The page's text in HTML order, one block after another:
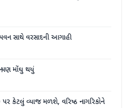
સાથે વરસાદની આગાહી
પણ મોંઘુ થયું
પર કેટલું વ્યાજ મળશે, વરિષ્ઠ નાગરિકોને